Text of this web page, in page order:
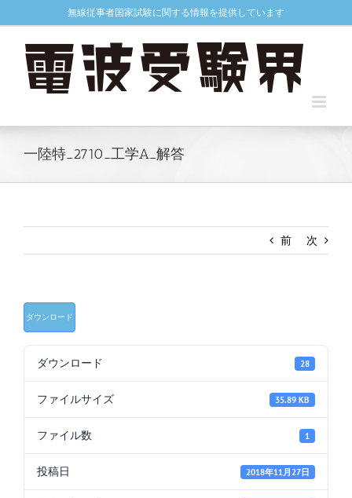
to
無線従事者国家試験に関する情報を提供しています
一陸特_2710_工学A_解答
前 次
ダウンロード
ダウンロード 28
ファイルサイズ 35.89 KB
ファイル数 1
投稿日 2018年11月27日